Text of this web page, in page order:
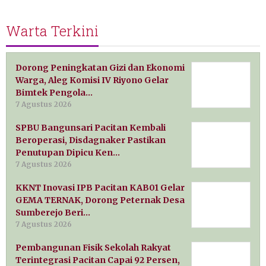
Warta Terkini
Dorong Peningkatan Gizi dan Ekonomi
Warga, Aleg Komisi IV Riyono Gelar
Bimtek Pengola…
7 Agustus 2026
SPBU Bangunsari Pacitan Kembali
Beroperasi, Disdagnaker Pastikan
Penutupan Dipicu Ken…
7 Agustus 2026
KKNT Inovasi IPB Pacitan KAB01 Gelar
GEMA TERNAK, Dorong Peternak Desa
Sumberejo Beri…
7 Agustus 2026
Pembangunan Fisik Sekolah Rakyat
Terintegrasi Pacitan Capai 92 Persen,